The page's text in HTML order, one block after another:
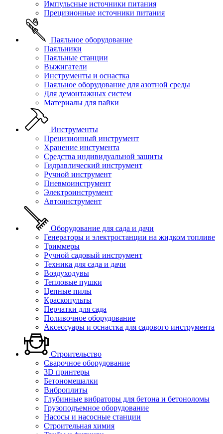
Импульсные источники питания
Прецизионные источники питания
Паяльное оборудование
Паяльники
Паяльные станции
Выжигатели
Инструменты и оснастка
Паяльное оборудование для азотной среды
Для демонтажных систем
Материалы для пайки
Инструменты
Прецизионный инструмент
Хранение инстумента
Средства индивидуальной защиты
Гидравлический инструмент
Ручной инструмент
Пневмоинструмент
Электроинструмент
Автоинструмент
Оборудование для сада и дачи
Генераторы и электростанции на жидком топливе
Триммеры
Ручной садовый инструмент
Техника для сада и дачи
Воздуходувы
Тепловые пушки
Цепные пилы
Краскопульты
Перчатки для сада
Поливочное оборудование
Аксессуары и оснастка для садового инструмента
Строительство
Сварочное оборудование
3D принтеры
Бетономешалки
Виброплиты
Глубинные вибраторы для бетона и бетоноломы
Грузоподъемное оборудование
Насосы и насосные станции
Строительная химия